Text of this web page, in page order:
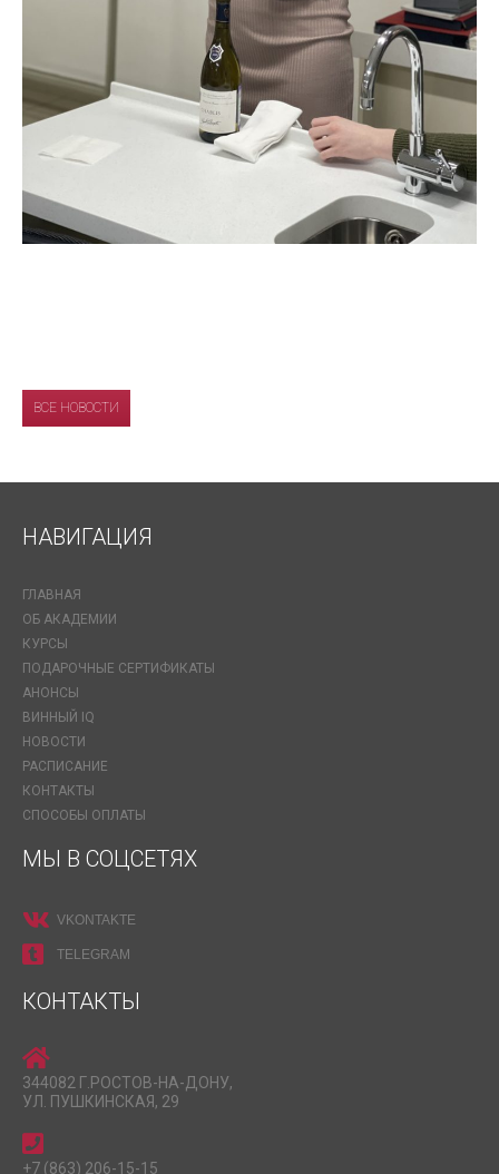
ВСЕ НОВОСТИ
НАВИГАЦИЯ
ГЛАВНАЯ
ОБ АКАДЕМИИ
КУРСЫ
ПОДАРОЧНЫЕ СЕРТИФИКАТЫ
АНОНСЫ
ВИННЫЙ IQ
НОВОСТИ
РАСПИСАНИЕ
КОНТАКТЫ
СПОСОБЫ ОПЛАТЫ
МЫ В СОЦСЕТЯХ
VKONTAKTE
TELEGRAM
КОНТАКТЫ
344082 Г.РОСТОВ-НА-ДОНУ,
УЛ. ПУШКИНСКАЯ, 29
+7 (863) 206-15-15